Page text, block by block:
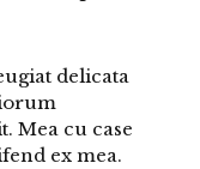
delicata
Mea cu case
ex mea.